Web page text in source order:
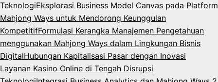
TeknologiEksplorasi Business Model Canvas pada Platform
Mahjong Ways untuk Mendorong Keunggulan
KompetitifFormulasi Kerangka Manajemen Pengetahuan
menggunakan Mahjong Ways dalam Lingkungan Bisnis
DigitalHubungan Kapitalisasi Pasar dengan Inovasi
Layanan Kasino Online di Tengah Disrupsi